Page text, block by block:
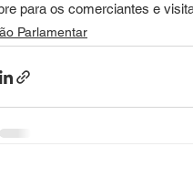
para os comerciantes e
Parlamentar